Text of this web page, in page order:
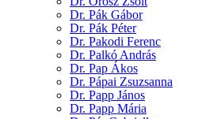
Dr. Pák Gábor
Dr. Pák Péter
Dr. Pakodi Ferenc
Dr. Palkó András
Dr. Pap Ákos
Dr. Pápai Zsuzsanna
Dr. Papp János
Dr. Papp Mária